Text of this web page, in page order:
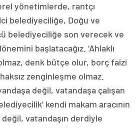
yönetimlerde, rantçı
belediyeciliğe, Doğu ve
belediyeciliğe son verecek ve
başlatacağız. ‘Ahlaklı
denk bütçe olur, borç faizi
zenginleşme olmaz.
değil, vatandaşa çalışan
kendi makam aracının
vatandaşın derdiyle